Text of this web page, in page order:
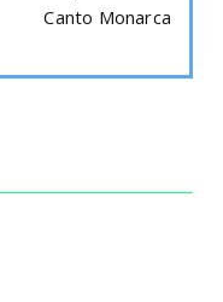
Canto Monarca